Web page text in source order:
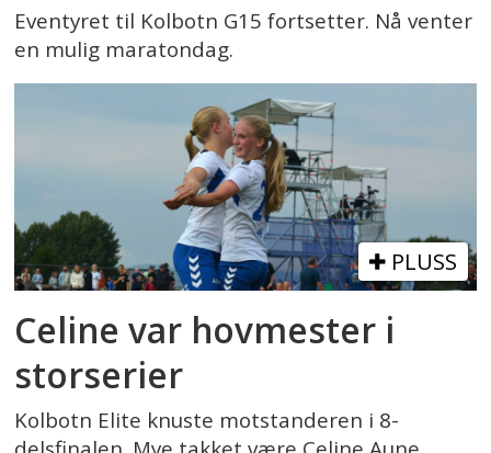
Eventyret til Kolbotn G15 fortsetter. Nå venter
en mulig maratondag.
PLUSS
Celine var hovmester i
storserier
Kolbotn Elite knuste motstanderen i 8-